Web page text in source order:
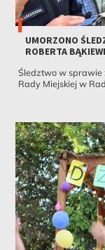
UMORZONO
ROBERTA
Śledztwo w sprawie
Rady Miejskiej w